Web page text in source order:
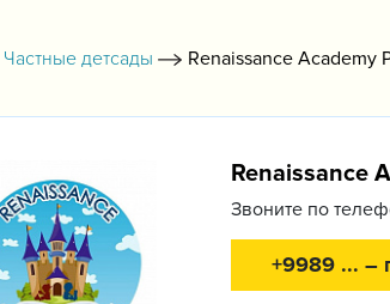
Частные детсады Renaissance Academy
Renaissance
Звоните по
+9989 ... –